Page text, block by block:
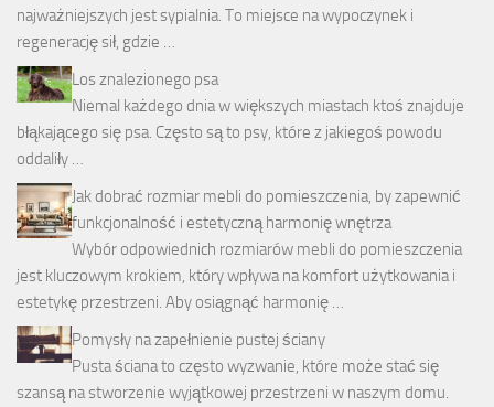
najważniejszych jest sypialnia. To miejsce na wypoczynek i
regenerację sił, gdzie …
Los znalezionego psa
Niemal każdego dnia w większych miastach ktoś znajduje
błąkającego się psa. Często są to psy, które z jakiegoś powodu
oddaliły …
Jak dobrać rozmiar mebli do pomieszczenia, by zapewnić
funkcjonalność i estetyczną harmonię wnętrza
Wybór odpowiednich rozmiarów mebli do pomieszczenia
jest kluczowym krokiem, który wpływa na komfort użytkowania i
estetykę przestrzeni. Aby osiągnąć harmonię …
Pomysły na zapełnienie pustej ściany
Pusta ściana to często wyzwanie, które może stać się
szansą na stworzenie wyjątkowej przestrzeni w naszym domu.